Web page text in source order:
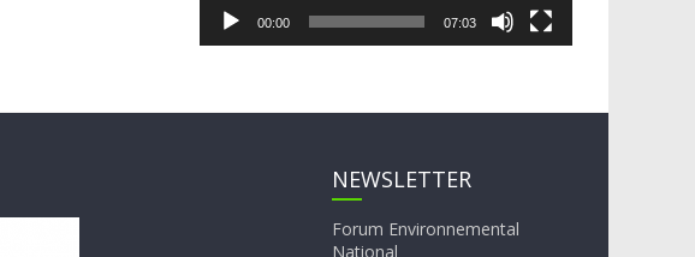
00:00 07:03
NEWSLETTER
Forum Environnemental
National